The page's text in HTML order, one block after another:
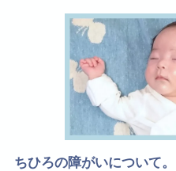
ちひろの障がいについて。